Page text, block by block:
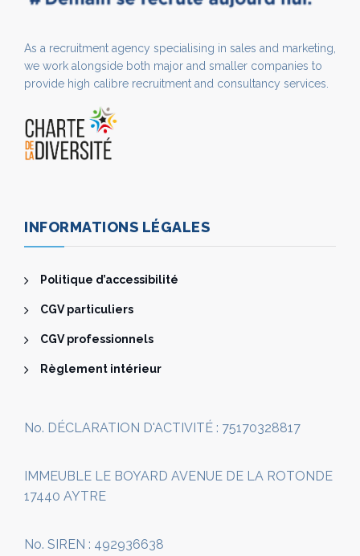
As a recruitment agency specialising in sales and marketing,
we work alongside both major and smaller companies to
provide high calibre recruitment and consultancy services.
INFORMATIONS LÉGALES
Politique d’accessibilité
CGV particuliers
CGV professionnels
Règlement intérieur
No. DÉCLARATION D'ACTIVITÉ : 75170328817
IMMEUBLE LE BOYARD AVENUE DE LA ROTONDE
17440 AYTRE
No. SIREN : 492936638